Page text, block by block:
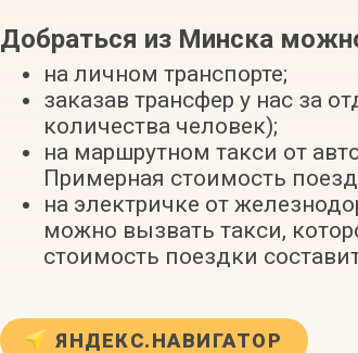
Добраться из Минска
на личном транспорте;
заказав трансфер у нас за
количества человек);
на маршрутном такси от
Примерная стоимость
на электричке от
можно вызвать такси,
стоимость поездки
ЯНДЕКС.НАВИГАТОР